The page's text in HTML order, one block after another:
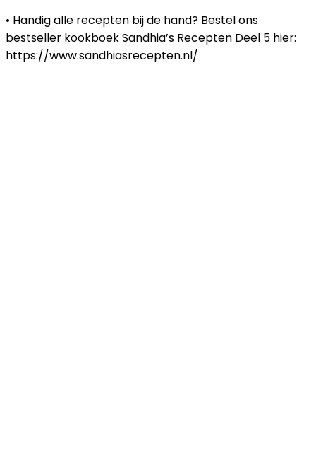
• Handig alle recepten bij de hand? Bestel ons
bestseller kookboek Sandhia’s Recepten Deel 5 hier:
https://www.sandhiasrecepten.nl/